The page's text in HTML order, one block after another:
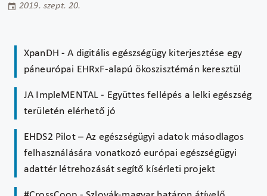
2019. szept. 20.
XpanDH - A digitális egészségügy kiterjesztése egy
páneurópai EHRxF-alapú ökoszisztémán keresztül
JA ImpleMENTAL - Együttes fellépés a lelki egészség
területén elérhető jó
EHDS2 Pilot – Az egészségügyi adatok másodlagos
felhasználására vonatkozó európai egészségügyi
adattér létrehozását segítő kísérleti projekt